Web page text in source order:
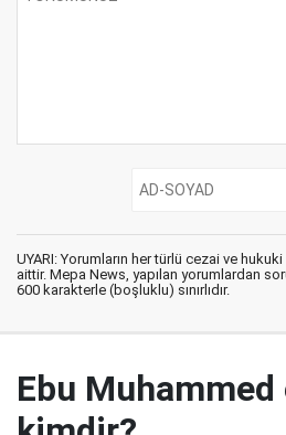
UYARI: Yorumların her türlü cezai ve
aittir. Mepa News, yapılan yorumlardan
600 karakterle (boşluklu) sınırlıdır.
Ebu Muhammed